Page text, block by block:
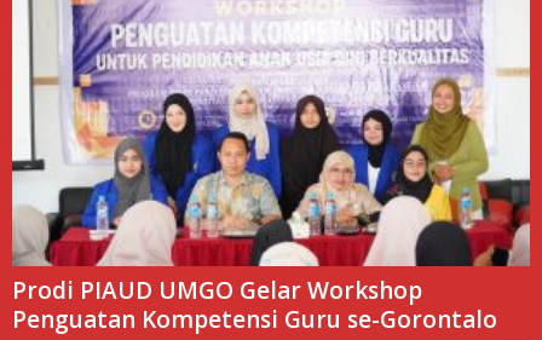
Prodi PIAUD UMGO Gelar Workshop
Penguatan Kompetensi Guru se-Gorontalo